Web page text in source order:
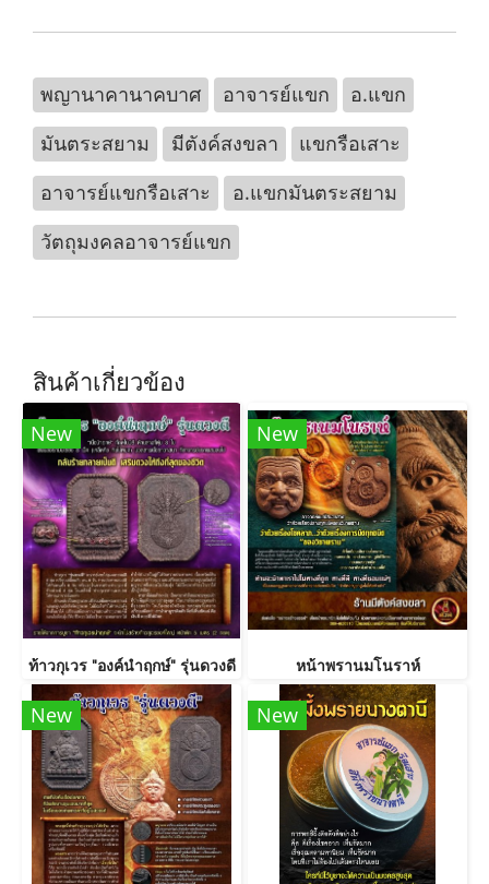
พญานาคานาคบาศ อาจารย์แขก
อ.แขก
มันตระสยาม
มีตังค์สงขลา
แขกรือเสาะ
อาจารย์แขกรือเสาะ
อ.แขกมันตระสยาม
วัตถุมงคลอาจารย์แขก
สินค้าเกี่ยวข้อง
New
ท้าวกุเวร "องค์นำฤกษ์" รุ่นดวงดี
New
หน้าพรานมโนราห์
New New